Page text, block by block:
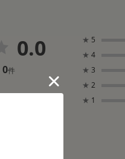
0.0
0件
★ 5
★ 4
★ 3
★ 2
★ 1